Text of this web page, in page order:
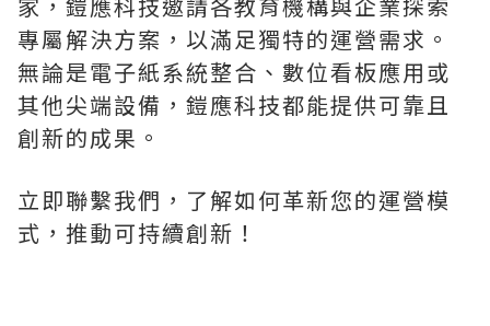
家，鎧應科技邀請各教育機構與企業探索
專屬解決方案，以滿足獨特的運營需求。
無論是電子紙系統整合、數位看板應用或
其他尖端設備，鎧應科技都能提供可靠且
創新的成果。
立即聯繫我們，了解如何革新您的運營模
式，推動可持續創新！